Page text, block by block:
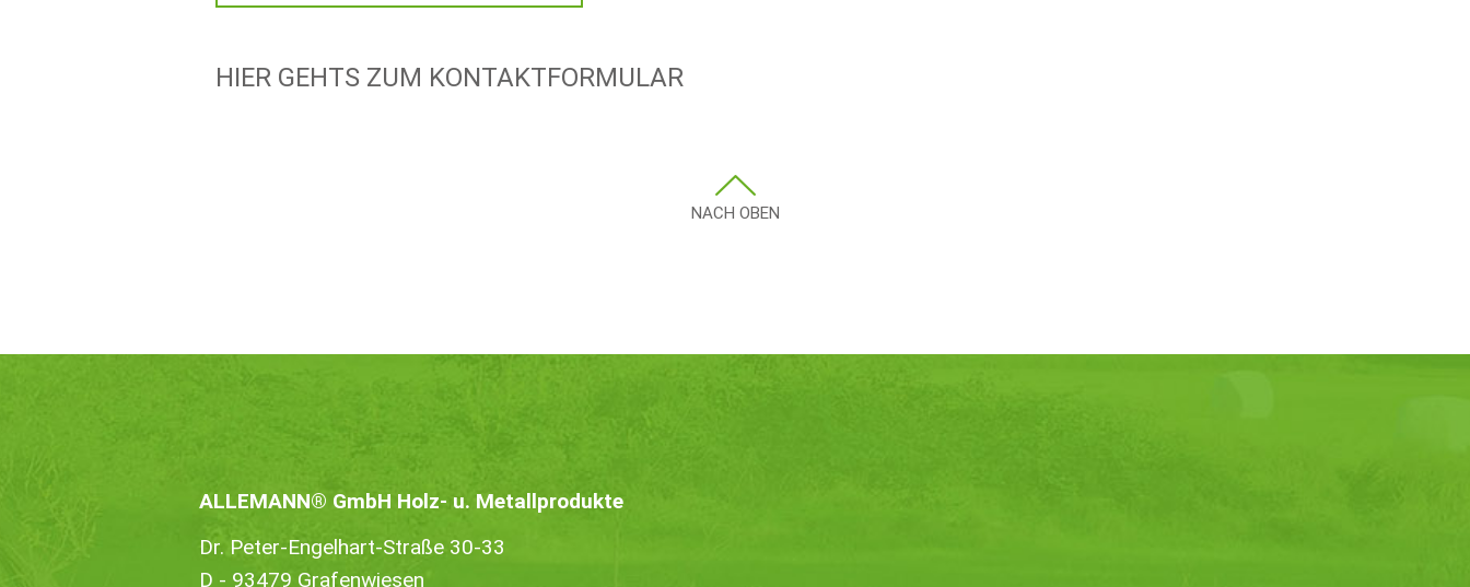
HIER GEHTS ZUM KONTAKTFORMULAR
NACH OBEN
ALLEMANN® GmbH Holz- u. Metallprodukte
Dr. Peter-Engelhart-Straße 30-33
D - 93479 Grafenwiesen